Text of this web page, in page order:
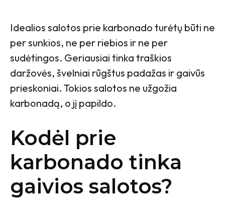
Idealios salotos prie karbonado turėtų būti ne
per sunkios, ne per riebios ir ne per
sudėtingos. Geriausiai tinka traškios
daržovės, švelniai rūgštus padažas ir gaivūs
prieskoniai. Tokios salotos ne užgožia
karbonadą, o jį papildo.
Kodėl prie
karbonado tinka
gaivios salotos?